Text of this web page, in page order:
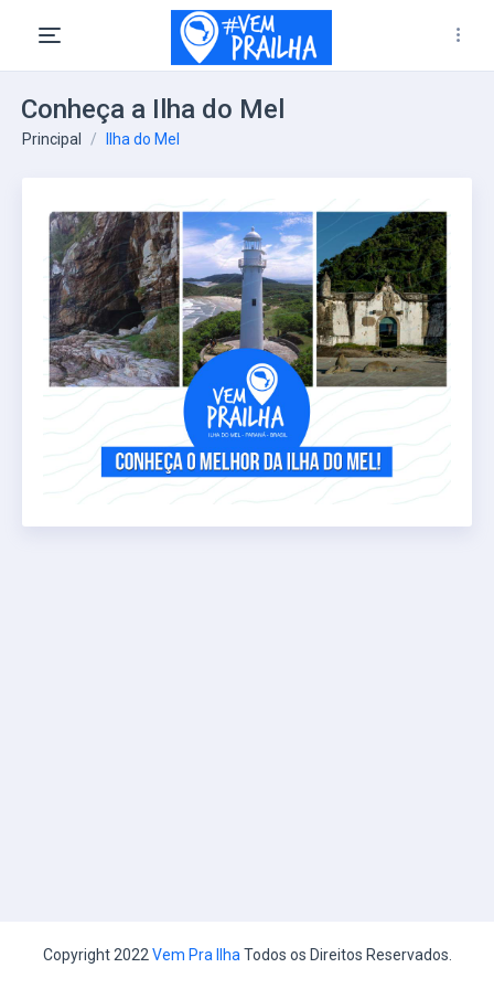
Conheça a Ilha do Mel
Principal Ilha do Mel
Copyright 2022 Vem Pra Ilha Todos os Direitos Reservados.